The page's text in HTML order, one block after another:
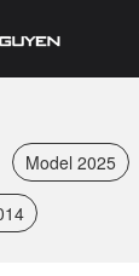
Model 2025